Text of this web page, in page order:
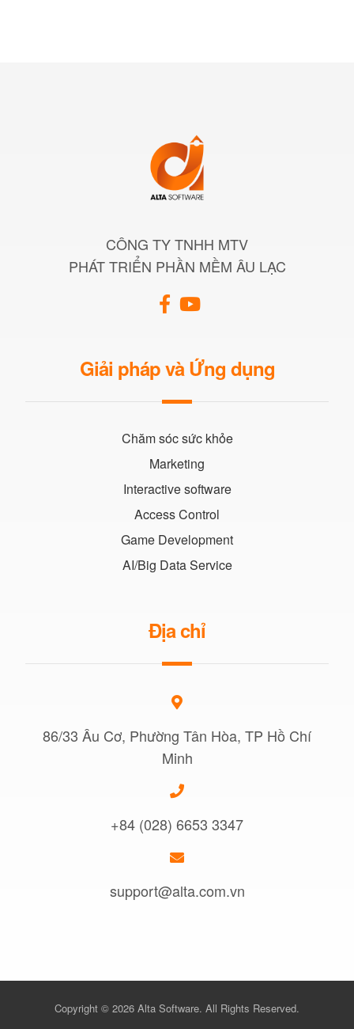
CÔNG TY TNHH MTV
PHÁT TRIỂN PHẦN MỀM ÂU LẠC
Giải pháp và Ứng dụng
Chăm sóc sức khỏe
Marketing
Interactive software
Access Control
Game Development
AI/Big Data Service
Địa chỉ
86/33 Âu Cơ, Phường Tân Hòa, TP Hồ Chí
Minh
+84 (028) 6653 3347
support@alta.com.vn
Copyright © 2026 Alta Software. All Rights Reserved.